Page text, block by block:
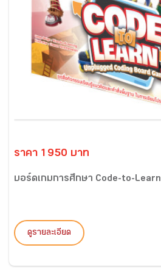
ราคา 1950 บาท
บอร์ดเกมการศึกษา Code-to-Learn
ดูรายละเอียด